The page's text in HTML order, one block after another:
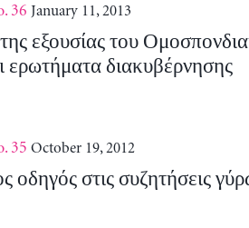
36 January 11, 2013
εξουσίας του
ερωτήματα διακυβέρνησης
35 October 19, 2012
οδηγός στις συζητήσεις